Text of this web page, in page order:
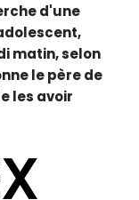
d'une
matin, selon
le père de
les avoir